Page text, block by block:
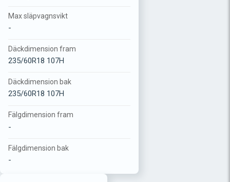
Max släpvagnsvikt
-
Däckdimension fram
235/60R18 107H
Däckdimension bak
235/60R18 107H
Fälgdimension fram
-
Fälgdimension bak
-